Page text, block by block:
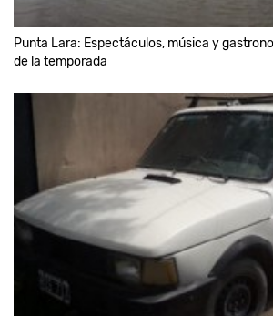
Punta Lara: Espectáculos, música y
de la temporada